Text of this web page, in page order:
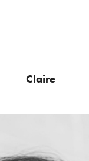
Claire